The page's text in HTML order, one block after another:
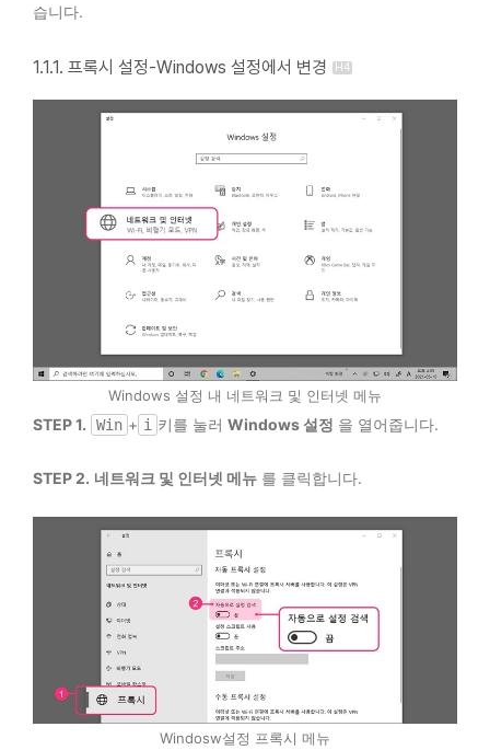
습니다.
1.1.1. 프록시 설정-Windows 설정에서 변경
Windows 설정 내 네트워크 및 인터넷 메뉴
STEP 1. Win + i 키를 눌러 Windows 설정 을 열어줍니다.
STEP 2. 네트워크 및 인터넷 메뉴 를 클릭합니다.
Windosw설정 프록시 메뉴